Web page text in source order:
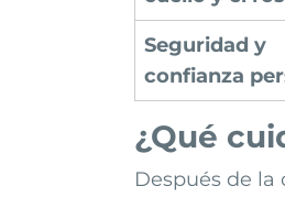
Seguridad y
confianza
¿Qué
Después de